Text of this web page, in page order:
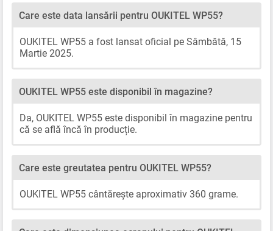
Care este data lansării pentru OUKITEL WP55?
OUKITEL WP55 a fost lansat oficial pe Sâmbătă, 15
Martie 2025.
OUKITEL WP55 este disponibil în magazine?
Da, OUKITEL WP55 este disponibil în magazine pentru
că se află încă în producție.
Care este greutatea pentru OUKITEL WP55?
OUKITEL WP55 cântărește aproximativ 360 grame.